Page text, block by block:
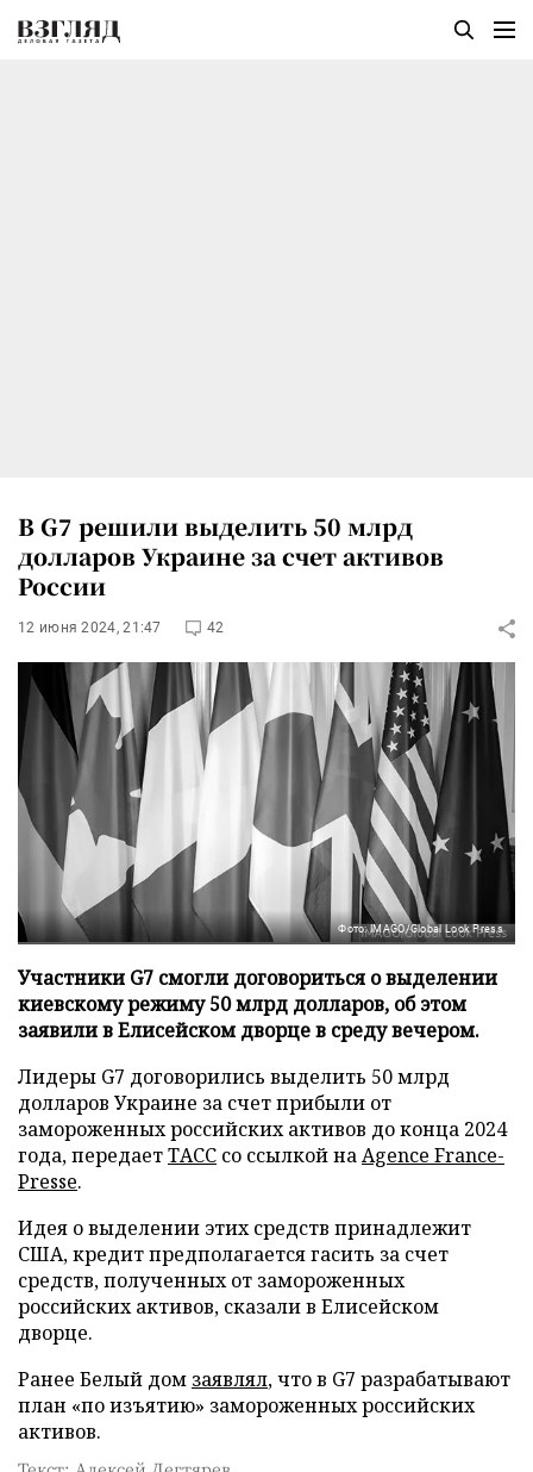
В G7 решили выделить 50 млрд
долларов Украине за счет активов
России
12 июня 2024, 21:47 42
Фото: IMAGO/Global Look Press
Участники G7 смогли договориться о выделении
киевскому режиму 50 млрд долларов, об этом
заявили в Елисейском дворце в среду вечером.
Лидеры G7 договорились выделить 50 млрд
долларов Украине за счет прибыли от
замороженных российских активов до конца 2024
года, передаетТАСС со ссылкой наAgence France-
Presse.
Идея о выделении этих средств принадлежит
США, кредит предполагается гасить за счет
средств, полученных от замороженных
российских активов, сказали в Елисейском
дворце.
Ранее Белый дом заявлял, что в G7 разрабатывают
план «по изъятию» замороженных российских
активов.